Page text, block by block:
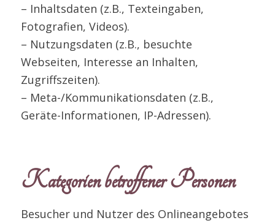
– Inhaltsdaten (z.B., Texteingaben,
Fotografien, Videos).
– Nutzungsdaten (z.B., besuchte
Webseiten, Interesse an Inhalten,
Zugriffszeiten).
– Meta-/Kommunikationsdaten (z.B.,
Geräte-Informationen, IP-Adressen).
Kategorien betroffener Personen
Besucher und Nutzer des Onlineangebotes